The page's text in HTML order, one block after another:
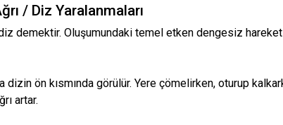
/ Diz Yaralanmaları
demektir. Oluşumundaki temel etken dengesiz
dizin ön kısmında görülür. Yere çömelirken, oturup
artar.